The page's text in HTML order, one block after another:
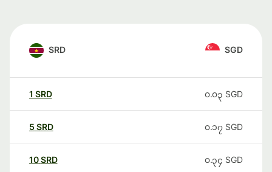
SRD SGD
1 SRD ၀.၀၃ SGD
5 SRD ၀.၁၇ SGD
10SRD ၀.၃၄ SGD